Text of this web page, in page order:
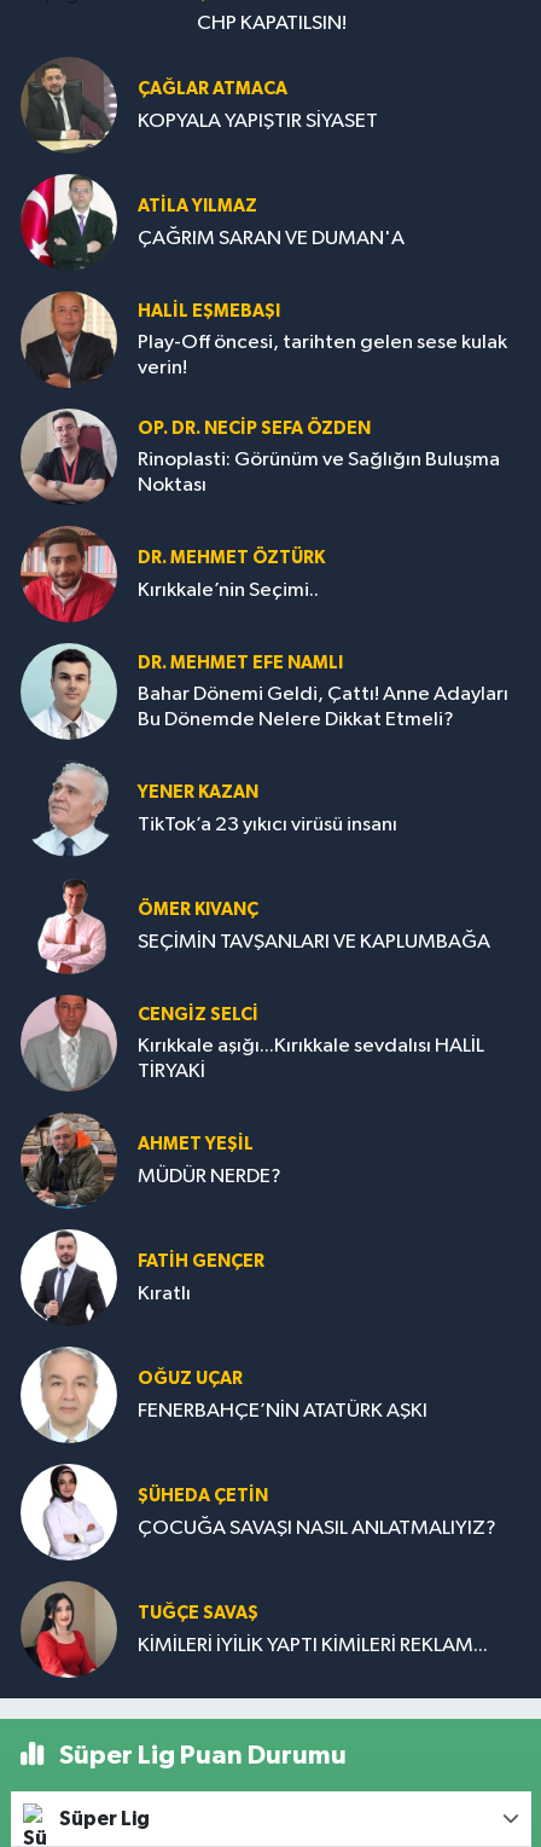
CHP KAPATILSIN!
ÇAĞLAR ATMACA
KOPYALA YAPIŞTIR SİYASET
ATILA YILMAZ
ÇAĞRIM SARAN VE DUMAN'A
HALIL EŞMEBAŞI
Play-Off öncesi, tarihten gelen sese kulak
verin!
OP. DR. NECIP SEFA ÖZDEN
Rinoplasti: Görünüm ve Sağlığın Buluşma
Noktası
DR. MEHMET ÖZTÜRK
Kırıkkale’nin Seçimi..
DR. MEHMET EFE NAMLI
Bahar Dönemi Geldi, Çattı! Anne Adayları
Bu Dönemde Nelere Dikkat Etmeli?
YENER KAZAN
TikTok’a 23 yıkıcı virüsü insanı
ÖMER KIVANÇ
SEÇİMİN TAVŞANLARI VE KAPLUMBAĞA
CENGİZ SELCİ
Kırıkkale aşığı...Kırıkkale sevdalısı HALİL
TİRYAKİ
AHMET YEŞİL
MÜDÜR NERDE?
FATIH GENÇER
Kıratlı
OĞUZ UÇAR
FENERBAHÇE’NİN ATATÜRK AŞKI
ŞÜHEDA ÇETİN
ÇOCUĞA SAVAŞI NASIL ANLATMALIYIZ?
TUĞÇE SAVAŞ
KİMİLERİ İYİLİK YAPTI KİMİLERİ REKLAM...
Süper Lig Puan Durumu
Süper Lig